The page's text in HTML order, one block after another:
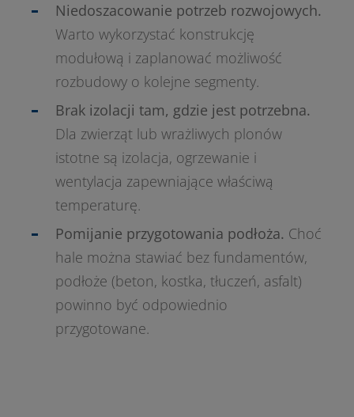
Niedoszacowanie potrzeb rozwojowych.
Warto wykorzystać konstrukcję
modułową i zaplanować możliwość
rozbudowy o kolejne segmenty.
Brak izolacji tam, gdzie jest potrzebna.
Dla zwierząt lub wrażliwych plonów
istotne są izolacja, ogrzewanie i
wentylacja zapewniające właściwą
temperaturę.
Pomijanie przygotowania podłoża. Choć
hale można stawiać bez fundamentów,
podłoże (beton, kostka, tłuczeń, asfalt)
powinno być odpowiednio
przygotowane.